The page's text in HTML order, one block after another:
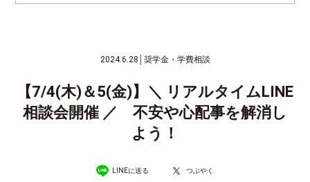
2024.6.28 奨学金・学費相談
【7/4(木)＆5(金)】＼ リアルタイムLINE
相談会開催 ／ 不安や心配事を解消し
よう！
LINEに送る つぶやく